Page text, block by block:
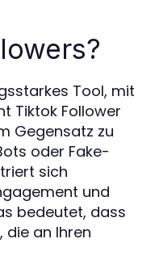
Tool, mit
Tiktok Follower
Gegensatz zu
oder Fake-
sich
und
bedeutet, dass
die an Ihren